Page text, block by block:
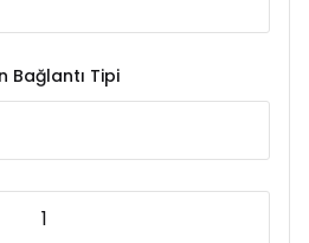
Bağlantı Tipi